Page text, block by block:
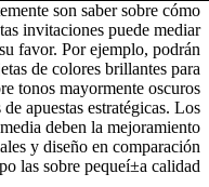
son saber sobre cómo
invitaciones puede mediar
favor. Por ejemplo, podrán
de colores brillantes para
tonos mayormente oscuros
apuestas estratégicas. Los
deben la mejoramiento
y diseño en comparación
las sobre pequeí±a calidad.